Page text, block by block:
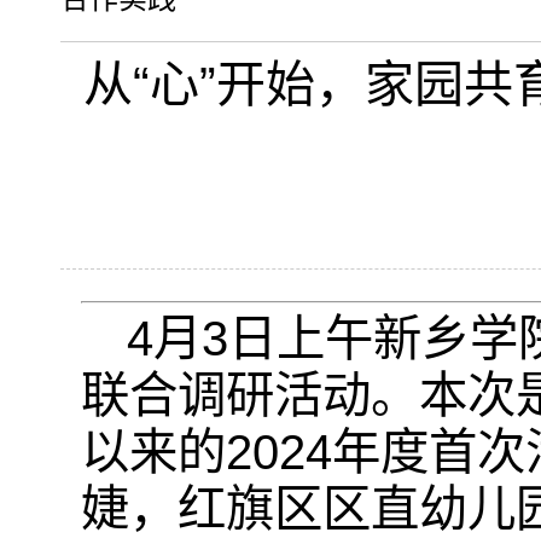
从“心”开始，家园
4月3日上午新乡学
联合调研活动。本次
以来的2024年度首
婕，红旗区区直幼儿